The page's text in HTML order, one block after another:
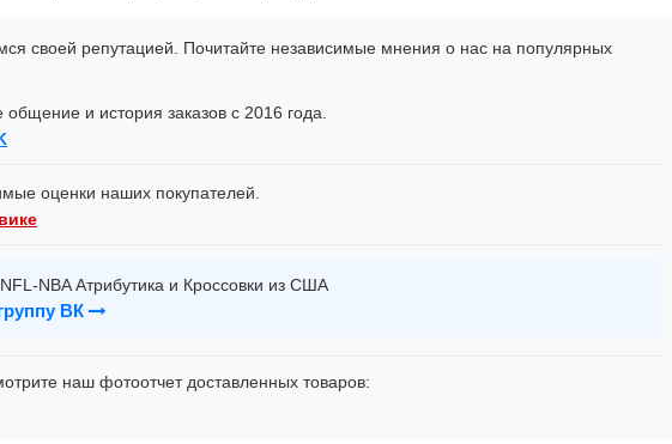
своей репутацией. Почитайте независимые мнения о нас на популярных
и история заказов с 2016 года.
оценки наших покупателей.
NBA Атрибутика и Кроссовки из США
ВК
наш фотоотчет доставленных товаров: